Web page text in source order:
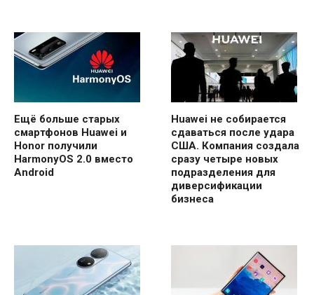
Ещё больше старых
смартфонов Huawei и
Honor получили
HarmonyOS 2.0 вместо
Android
Huawei не собирается
сдаваться после удара
США. Компания создала
сразу четыре новых
подразделения для
диверсификации
бизнеса